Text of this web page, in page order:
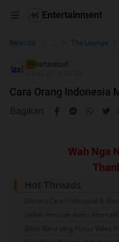
Entertainment
Beranda ... The Lounge
TS
kertaslipat
Cara Orang Indonesia
Bagikan
Wah Nga